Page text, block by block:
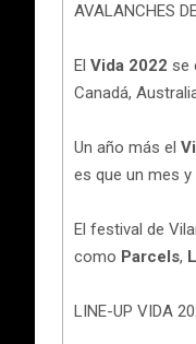
AVALANCHES
El Vida 2022 se
Canadá,
Un año más el
es que un mes
El festival de
como Parcels,
LINE-UP VIDA